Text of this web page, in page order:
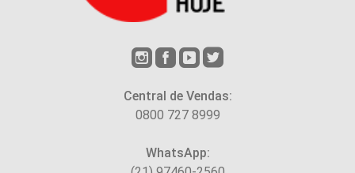
Central de Vendas:
0800 727 8999
WhatsApp: